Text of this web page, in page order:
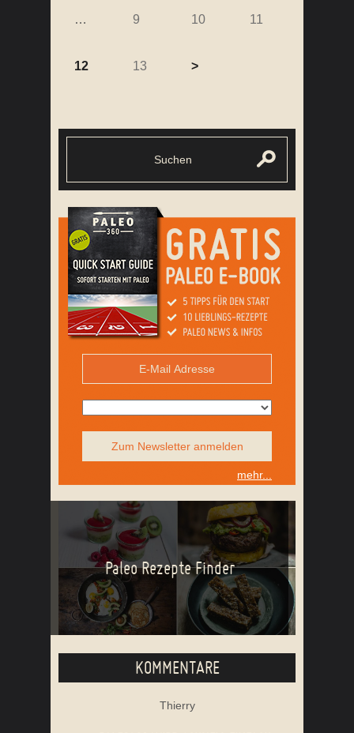
… 9 10 11
12 13 >
Zum Newsletter anmelden
mehr...
Paleo Rezepte Finder
KOMMENTARE
Thierry